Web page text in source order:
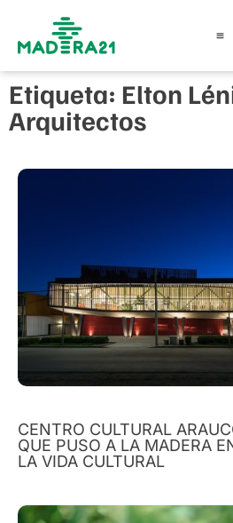
Etiqueta: Elton
Arquitectos
CENTRO CULTURAL
QUE PUSO A LA MADERA
LA VIDA CULTURAL